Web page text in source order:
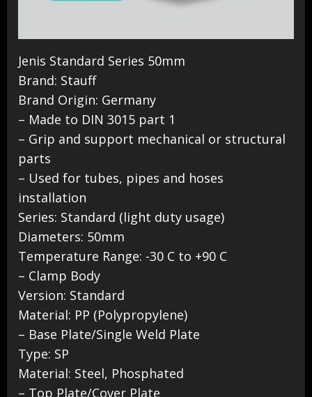
Jenis Standard Series 50mm
Brand: Stauff
Brand Origin: Germany
– Made to DIN 3015 part 1
– Grip and support mechanical or structural
parts
– Used for tubes, pipes and hoses
installation
Series: Standard (light duty usage)
Diameters: 50mm
Temperature Range: -30 C to +90 C
– Clamp Body
Version: Standard
Material: PP (Polypropylene)
– Base Plate/Single Weld Plate
Type: SP
Material: Steel, Phosphated
– Top Plate/Cover Plate